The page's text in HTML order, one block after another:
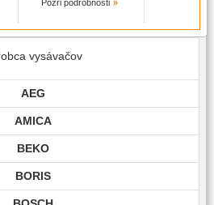
Pozri podrobnosti
vysávačov
AEG
AMICA
BEKO
BORIS